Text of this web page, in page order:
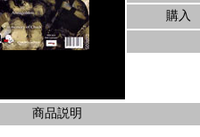
購入
商品説明